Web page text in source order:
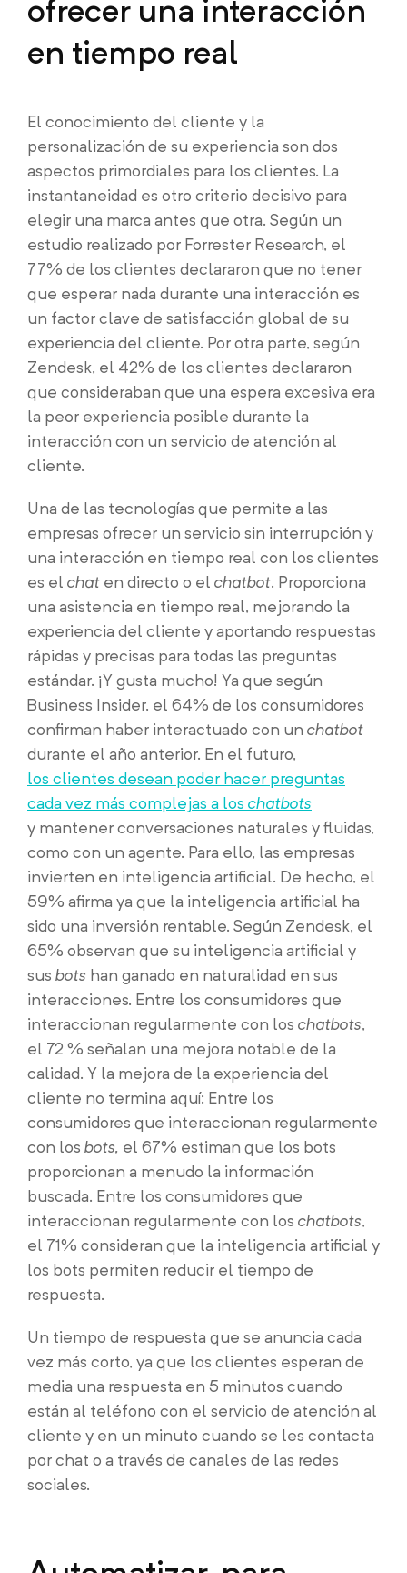
ofrecer una interacción
en tiempo real
El conocimiento del cliente y la
personalización de su experiencia son dos
aspectos primordiales para los clientes. La
instantaneidad es otro criterio decisivo para
elegir una marca antes que otra. Según un
estudio realizado por Forrester Research, el
77% de los clientes declararon que no tener
que esperar nada durante una interacción es
un factor clave de satisfacción global de su
experiencia del cliente. Por otra parte, según
Zendesk, el 42% de los clientes declararon
que consideraban que una espera excesiva era
la peor experiencia posible durante la
interacción con un servicio de atención al
cliente.
Una de las tecnologías que permite a las
empresas ofrecer un servicio sin interrupción y
una interacción en tiempo real con los clientes
es el chat en directo o el chatbot. Proporciona
una asistencia en tiempo real, mejorando la
experiencia del cliente y aportando respuestas
rápidas y precisas para todas las preguntas
estándar. ¡Y gusta mucho! Ya que según
Business Insider, el 64% de los consumidores
confirman haber interactuado con un chatbot
durante el año anterior. En el futuro,
los clientes desean poder hacer preguntas
cada vez más complejas a los chatbots
y mantener conversaciones naturales y fluidas,
como con un agente. Para ello, las empresas
invierten en inteligencia artificial. De hecho, el
59% afirma ya que la inteligencia artificial ha
sido una inversión rentable. Según Zendesk, el
65% observan que su inteligencia artificial y
sus bots han ganado en naturalidad en sus
interacciones. Entre los consumidores que
interaccionan regularmente con los chatbots,
el 72 % señalan una mejora notable de la
calidad. Y la mejora de la experiencia del
cliente no termina aquí: Entre los
consumidores que interaccionan regularmente
con los bots, el 67% estiman que los bots
proporcionan a menudo la información
buscada. Entre los consumidores que
interaccionan regularmente con los chatbots,
el 71% consideran que la inteligencia artificial y
los bots permiten reducir el tiempo de
respuesta.
Un tiempo de respuesta que se anuncia cada
vez más corto, ya que los clientes esperan de
media una respuesta en 5 minutos cuando
están al teléfono con el servicio de atención al
cliente y en un minuto cuando se les contacta
por chat o a través de canales de las redes
sociales.